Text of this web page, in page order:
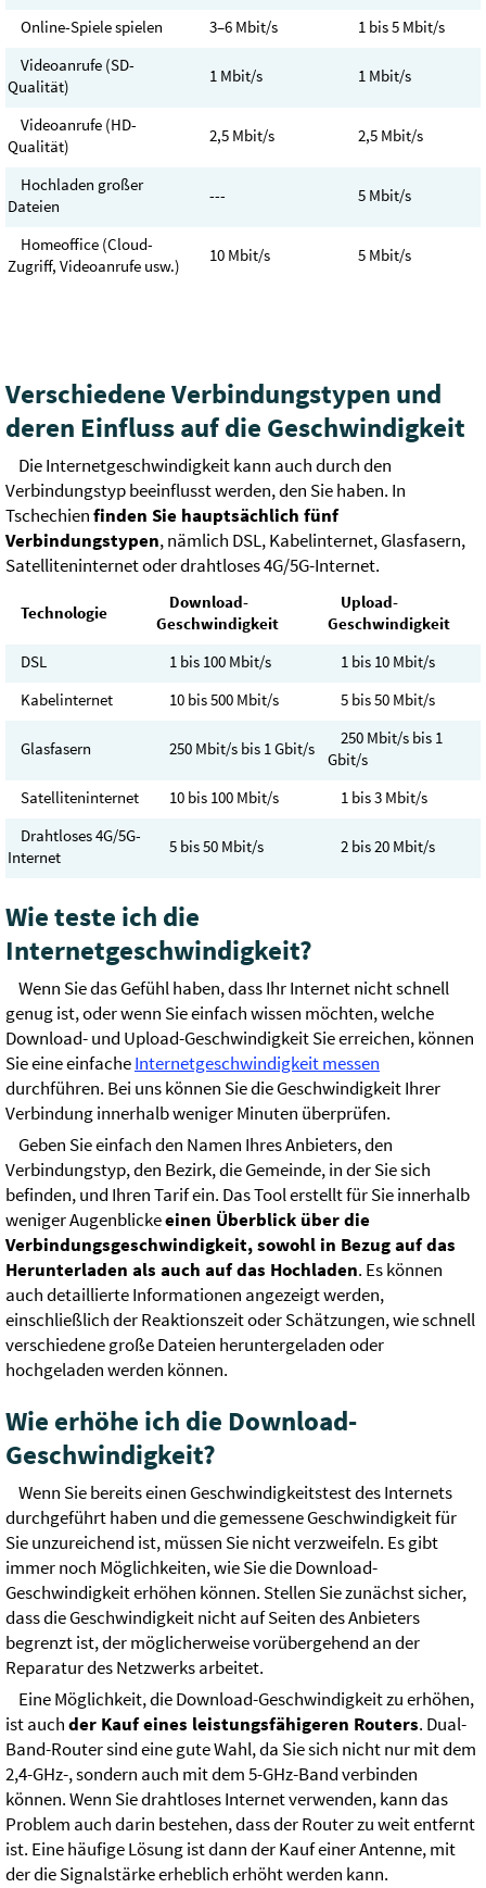
Online-Spiele spielen 3–6 Mbit/s
1 bis 5 Mbit/s
Videoanrufe (SD-
Qualität)
1 Mbit/s 1 Mbit/s
Videoanrufe (HD-
Qualität)
2,5 Mbit/s 2,5 Mbit/s
Hochladen großer
Dateien
--- 5 Mbit/s
Homeoffice (Cloud-
Zugriff, Videoanrufe usw.)
10 Mbit/s 5 Mbit/s
Verschiedene Verbindungstypen und
deren Einfluss auf die Geschwindigkeit
Die Internetgeschwindigkeit kann auch durch den
Verbindungstyp beeinflusst werden, den Sie haben. In
Tschechienfinden Sie hauptsächlich fünf
Verbindungstypen, nämlich DSL, Kabelinternet, Glasfasern,
Satelliteninternet oder drahtloses 4G/5G-Internet.
Technologie
Download-
Geschwindigkeit
Upload-
Geschwindigkeit
DSL
1 bis 100 Mbit/s
1 bis 10 Mbit/s
Kabelinternet
10 bis 500 Mbit/s 5 bis 50 Mbit/s
Glasfasern 250 Mbit/s bis 1 Gbit/s
250 Mbit/s bis 1
Gbit/s
Satelliteninternet
10 bis 100 Mbit/s
1 bis 3 Mbit/s
Drahtloses 4G/5G-
Internet
5 bis 50 Mbit/s 2 bis 20 Mbit/s
Wie teste ich die
Internetgeschwindigkeit?
Wenn Sie das Gefühl haben, dass Ihr Internet nicht schnell
genug ist, oder wenn Sie einfach wissen möchten, welche
Download- und Upload-Geschwindigkeit Sie erreichen, können
Sie eine einfacheInternetgeschwindigkeit messen
durchführen. Bei uns können Sie die Geschwindigkeit Ihrer
Verbindung innerhalb weniger Minuten überprüfen.
Geben Sie einfach den Namen Ihres Anbieters, den
Verbindungstyp, den Bezirk, die Gemeinde, in der Sie sich
befinden, und Ihren Tarif ein. Das Tool erstellt für Sie innerhalb
weniger Augenblickeeinen Überblick über die
Verbindungsgeschwindigkeit, sowohl in Bezug auf das
Herunterladen als auch auf das Hochladen. Es können
auch detaillierte Informationen angezeigt werden,
einschließlich der Reaktionszeit oder Schätzungen, wie schnell
verschiedene große Dateien heruntergeladen oder
hochgeladen werden können.
Wie erhöhe ich die Download-
Geschwindigkeit?
Wenn Sie bereits einen Geschwindigkeitstest des Internets
durchgeführt haben und die gemessene Geschwindigkeit für
Sie unzureichend ist, müssen Sie nicht verzweifeln. Es gibt
immer noch Möglichkeiten, wie Sie die Download-
Geschwindigkeit erhöhen können. Stellen Sie zunächst sicher,
dass die Geschwindigkeit nicht auf Seiten des Anbieters
begrenzt ist, der möglicherweise vorübergehend an der
Reparatur des Netzwerks arbeitet.
Eine Möglichkeit, die Download-Geschwindigkeit zu erhöhen,
ist auchder Kauf eines leistungsfähigeren Routers. Dual-
Band-Router sind eine gute Wahl, da Sie sich nicht nur mit dem
2,4-GHz-, sondern auch mit dem 5-GHz-Band verbinden
können. Wenn Sie drahtloses Internet verwenden, kann das
Problem auch darin bestehen, dass der Router zu weit entfernt
ist. Eine häufige Lösung ist dann der Kauf einer Antenne, mit
der die Signalstärke erheblich erhöht werden kann.